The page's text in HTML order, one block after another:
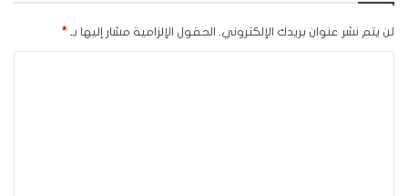
لن يتم نشر عنوان بريدك الإلكتروني. الحقول الإلزامية مشار إليها بـ *